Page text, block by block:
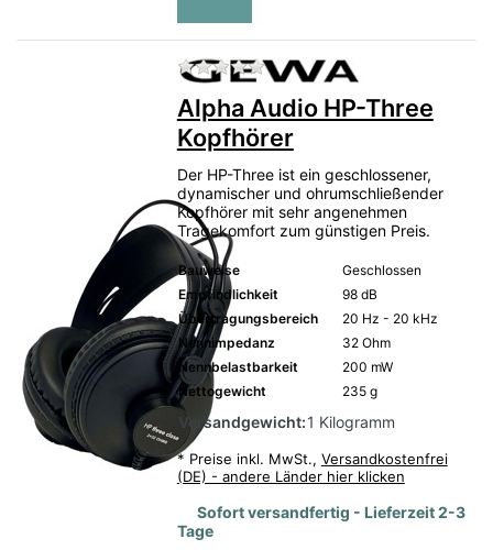
Zu diesem Produkt liegen
Alpha Audio HP-Three
Kopfhörer
Der HP-Three ist ein geschlossener,
dynamischer und ohrumschließender
Kopfhörer mit sehr angenehmen
Tragekomfort zum günstigen Preis.
Bauweise
Geschlossen
Empfindlichkeit
98 dB
Übertragungsbereich
20 Hz - 20 kHz
Nennimpedanz
32 Ohm
Nennbelastbarkeit
200 mW
Nettogewicht
235 g
Versandgewicht:1 Kilogramm
* Preise inkl. MwSt., Versandkostenfrei
(DE) - andere Länder hier klicken
Sofort versandfertig - Lieferzeit 2-3
Tage